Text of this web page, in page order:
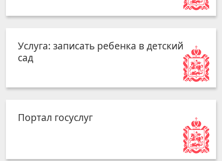
Услуга: записать ребенка в детский
сад
Портал госуслуг